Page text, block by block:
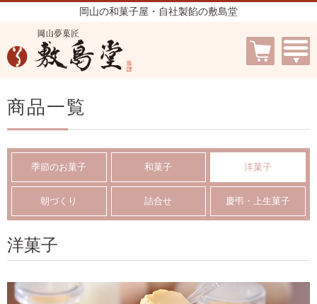
岡山の和菓子屋・自社製餡の敷島堂
商品一覧
季節のお菓子 和菓子 洋菓子
朝づくり 詰合せ 慶弔・上生菓子
洋菓子